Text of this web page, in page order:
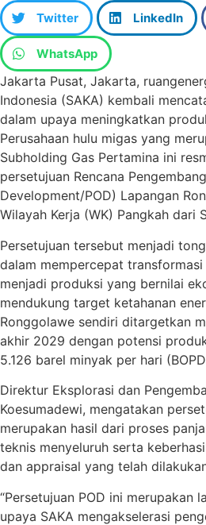
Twitter LinkedIn
WhatsApp
Jakarta Pusat, Jakarta,
Indonesia (SAKA) kembali
dalam upaya meningkatkan
Perusahaan hulu migas yang
Subholding Gas Pertamina ini
persetujuan Rencana
Development/POD) Lapangan
Wilayah Kerja (WK) Pangkah dari
Persetujuan tersebut menjadi
dalam mempercepat
menjadi produksi yang bernilai
mendukung target ketahanan
Ronggolawe sendiri ditargetkan
akhir 2029 dengan potensi
5.126 barel minyak per hari
Direktur Eksplorasi dan
Koesumadewi, mengatakan
merupakan hasil dari proses
teknis menyeluruh serta
dan appraisal yang telah
“Persetujuan POD ini merupakan
upaya SAKA mengakselerasi